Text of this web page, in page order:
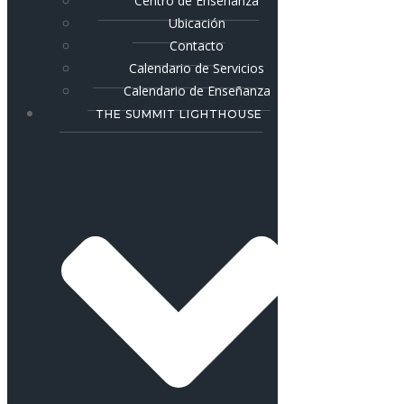
Ubicación
Contacto
Calendario de Servicios
Calendario de Enseñanza
THE SUMMIT LIGHTHOUSE